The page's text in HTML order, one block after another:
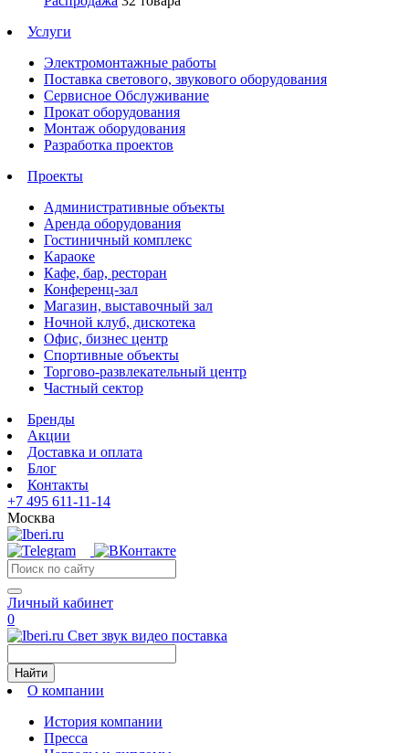
Услуги
Электромонтажные работы
Поставка светового, звукового оборудования
Сервисное Обслуживание
Прокат оборудования
Монтаж оборудования
Разработка проектов
Проекты
Административные объекты
Аренда оборудования
Гостиничный комплекс
Караоке
Кафе, бар, ресторан
Конференц-зал
Магазин, выставочный зал
Ночной клуб, дискотека
Офис, бизнес центр
Спортивные объекты
Торгово-развлекательный центр
Частный сектор
Бренды
Акции
Доставка и оплата
Блог
Контакты
+7 495 611-11-14
Москва
Личный кабинет
0
Свет звук видео поставка
Найти
О компании
История компании
Пресса